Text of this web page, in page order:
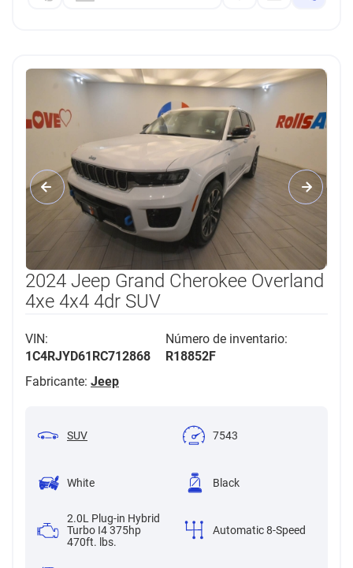
2024 Jeep Grand Cherokee Overland
4xe 4x4 4dr SUV
VIN:
1C4RJYD61RC712868
Número de inventario:
R18852F
Fabricante: Jeep
SUV 7543
White Black
2.0L Plug-in Hybrid
Turbo I4 375hp
470ft. lbs.
Automatic 8-Speed